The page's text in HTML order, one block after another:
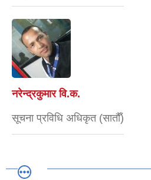
नरेन्द्रकुमार वि.क.
सूचना प्रविधि अधिकृत (सातौँ)